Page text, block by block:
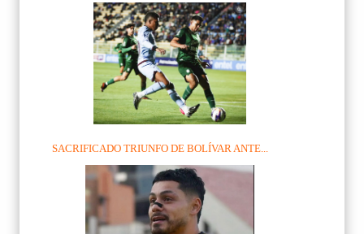
SACRIFICADO TRIUNFO DE BOLÍVAR ANTE...